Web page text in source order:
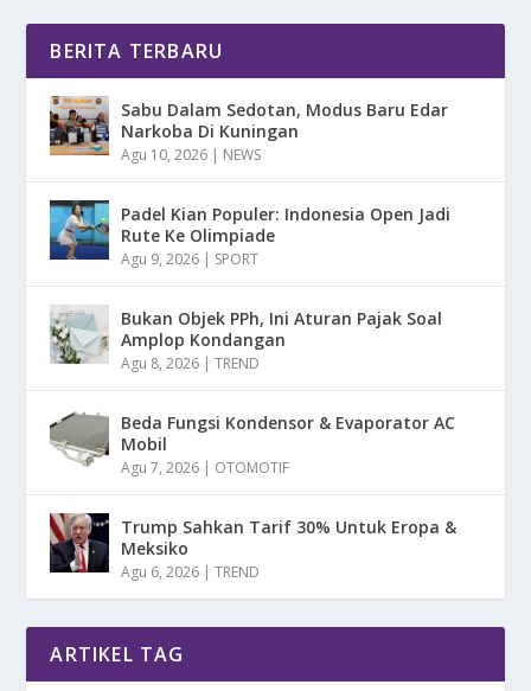
BERITA TERBARU
Sabu Dalam Sedotan, Modus Baru Edar
Narkoba Di Kuningan
Agu 10, 2026 | NEWS
Padel Kian Populer: Indonesia Open Jadi
Rute Ke Olimpiade
Agu 9, 2026 | SPORT
Bukan Objek PPh, Ini Aturan Pajak Soal
Amplop Kondangan
Agu 8, 2026 |TREND
Beda Fungsi Kondensor & Evaporator AC
Mobil
Agu 7, 2026 | OTOMOTIF
Trump Sahkan Tarif 30% Untuk Eropa &
Meksiko
Agu 6, 2026 |TREND
ARTIKEL TAG